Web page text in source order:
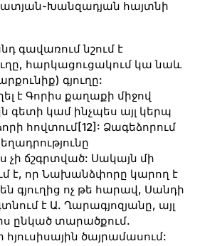
Խանզադյան հայտնի
գավառում նշում է
հարկացուցակում կա նաև
գյուղը:
է Գորիս քաղաքի միջով
գետի կամ ինչպես այլ կերպ
հովտում[12]: Ձագեձորում
ճշգրտված: Սակայն մի
է, որ Նախանձփորը կարող է
գյուղից ոչ թե հարավ, Սանդի
է Ա. Ղարագյոզյանը, այլ
ընկած տարածքում.
ծայրամասում: